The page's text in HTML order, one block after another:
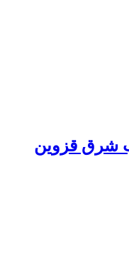
شرق قزوین